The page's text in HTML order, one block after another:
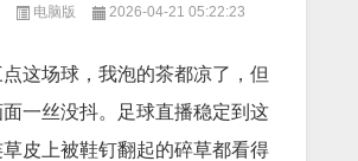
电脑版
2026-04-21 05:22:23
这场球，我泡的茶都凉了，但
面一丝没抖。足球直播稳定到这
皮上被鞋钉翻起的碎草都看得